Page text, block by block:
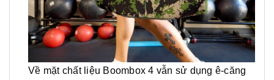
Về mặt chất liệu Boombox 4 vẫn sử dụng ê-căng